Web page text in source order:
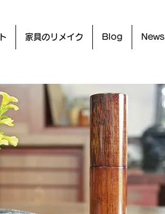
家具のリメイク Blog News